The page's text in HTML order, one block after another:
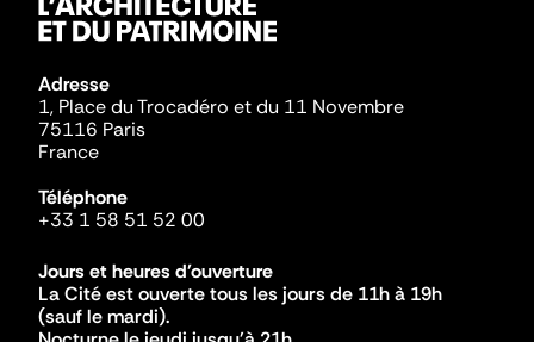
Adresse
1, Place du Trocadéro et du 11 Novembre
75116 Paris
France
Téléphone
+33 1 58 51 52 00
Jours et heures d'ouverture
La Cité est ouverte tous les jours de 11h à 19h
(sauf le mardi).